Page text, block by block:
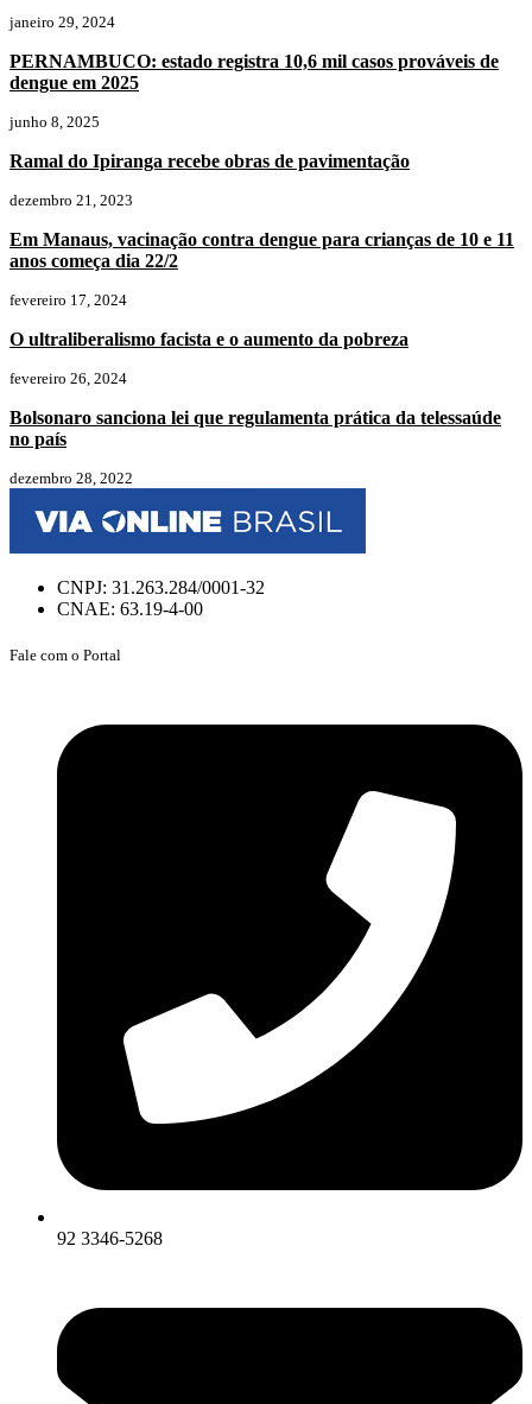
janeiro 29, 2024
PERNAMBUCO: estado registra 10,6 mil casos prováveis de
dengue em 2025
junho 8, 2025
Ramal do Ipiranga recebe obras de pavimentação
dezembro 21, 2023
Em Manaus, vacinação contra dengue para crianças de 10 e 11
anos começa dia 22/2
fevereiro 17, 2024
O ultraliberalismo facista e o aumento da pobreza
fevereiro 26, 2024
Bolsonaro sanciona lei que regulamenta prática da telessaúde
no país
dezembro 28, 2022
CNPJ: 31.263.284/0001-32
CNAE: 63.19-4-00
Fale com o Portal
92 3346-5268